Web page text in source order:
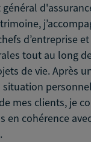
général
d’entreprise
tout au long
de vie. Après
mes clients, je
en cohérence